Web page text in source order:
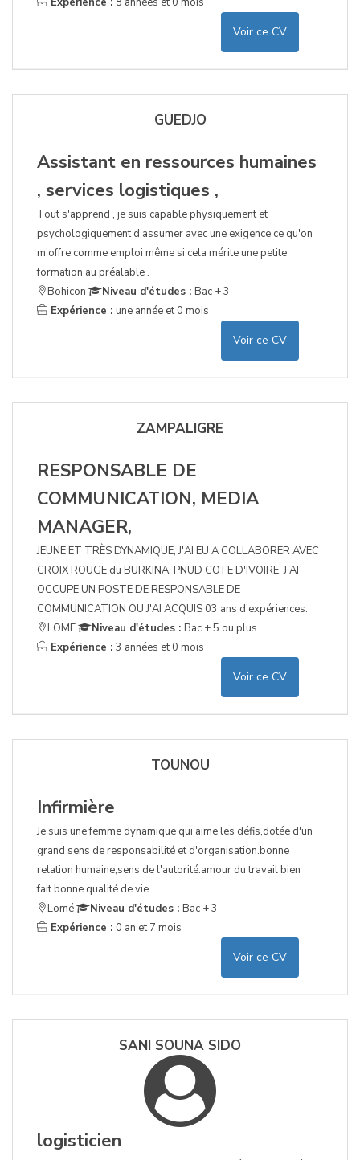
Voir ce CV
GUEDJO
Assistant en ressources humaines
, services logistiques ,
Tout s'apprend , je suis capable physiquement et
psychologiquement d'assumer avec une exigence ce qu'on
m'offre comme emploi même si cela mérite une petite
formation au préalable .
Bohicon
Niveau d'études : Bac + 3
Expérience : une année et 0 mois
Voir ce CV
ZAMPALIGRE
RESPONSABLE DE
COMMUNICATION, MEDIA
MANAGER,
JEUNE ET TRÈS DYNAMIQUE, J'AI EU A COLLABORER AVEC
CROIX ROUGE du BURKINA, PNUD COTE D'IVOIRE. J'AI
OCCUPE UN POSTE DE RESPONSABLE DE
COMMUNICATION OU J'AI ACQUIS 03 ans d’expériences.
LOME
Niveau d'études : Bac + 5 ou plus
Expérience : 3 années et 0 mois
Voir ce CV
TOUNOU
Infirmière
Je suis une femme dynamique qui aime les défis,dotée d'un
grand sens de responsabilité et d'organisation.bonne
relation humaine,sens de l'autorité.amour du travail bien
fait.bonne qualité de vie.
Lomé
Niveau d'études : Bac + 3
Expérience : 0 an et 7 mois
Voir ce CV
SANI SOUNA SIDO
logisticien